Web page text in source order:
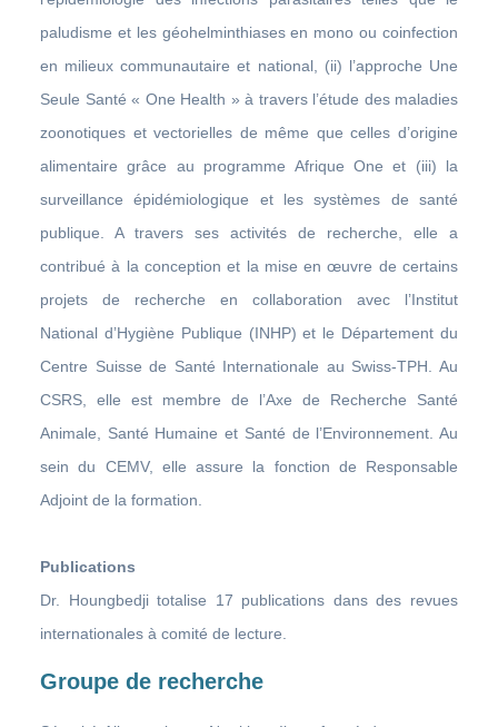
paludisme et les géohelminthiases en mono ou coinfection
en milieux communautaire et national, (ii) l’approche Une
Seule Santé « One Health » à travers l’étude des maladies
zoonotiques et vectorielles de même que celles d’origine
alimentaire grâce au programme Afrique One et (iii) la
surveillance épidémiologique et les systèmes de santé
publique. A travers ses activités de recherche, elle a
contribué à la conception et la mise en œuvre de certains
projets de recherche en collaboration avec l’Institut
National d’Hygiène Publique (INHP) et le Département du
Centre Suisse de Santé Internationale au Swiss-TPH. Au
CSRS, elle est membre de l’Axe de Recherche Santé
Animale, Santé Humaine et Santé de l’Environnement. Au
sein du CEMV, elle assure la fonction de Responsable
Adjoint de la formation.
Publications
Dr. Houngbedji totalise 17 publications dans des revues
internationales à comité de lecture.
Groupe de recherche